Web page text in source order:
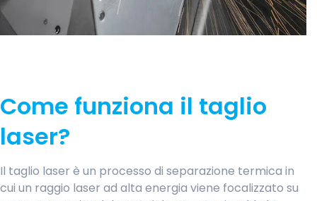
Come funziona il taglio
laser?
Il taglio laser è un processo di separazione termica in
cui un raggio laser ad alta energia viene focalizzato su